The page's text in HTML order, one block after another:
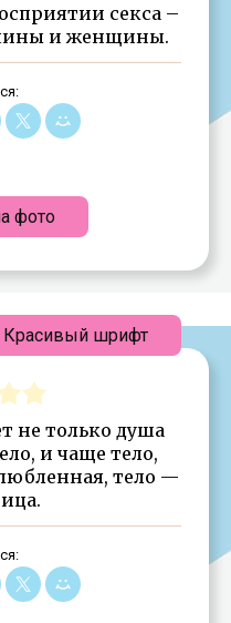
секса –
и женщины.
фото
не только душа
и чаще тело,
тело —
Красивый шрифт